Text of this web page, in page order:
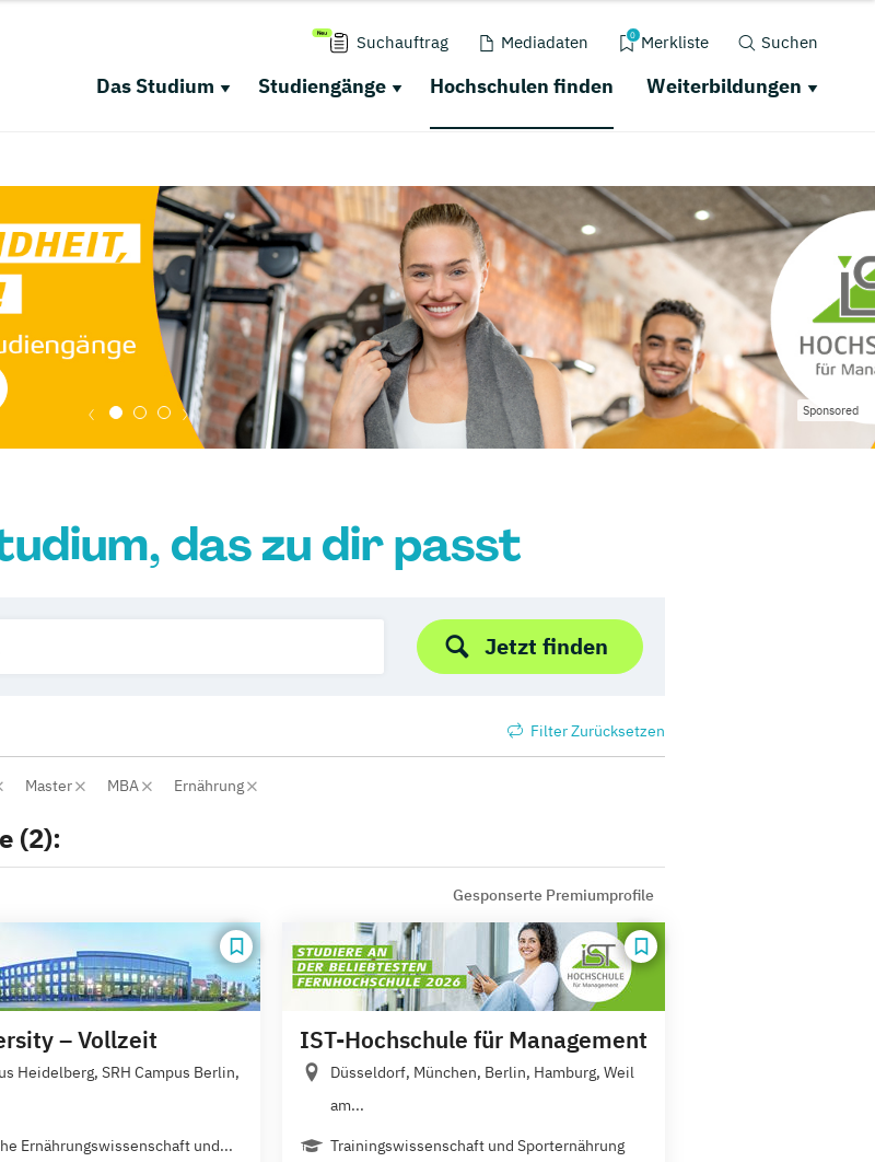
Suchauftrag Mediadaten 0 Merkliste Suchen
Das Studium Studiengänge Hochschulen finden Weiterbildungen
Sponsored
das zu dir passt
Jetzt finden
Filter Zurücksetzen
Master MBA Ernährung
(2):
Gesponserte Premiumprofile
– Vollzeit
Heidelberg, SRH Campus Berlin,
Ernährungswissenschaft und...
IST-Hochschule für Management
Düsseldorf, München, Berlin, Hamburg, Weil
am...
Trainingswissenschaft und Sporternährung